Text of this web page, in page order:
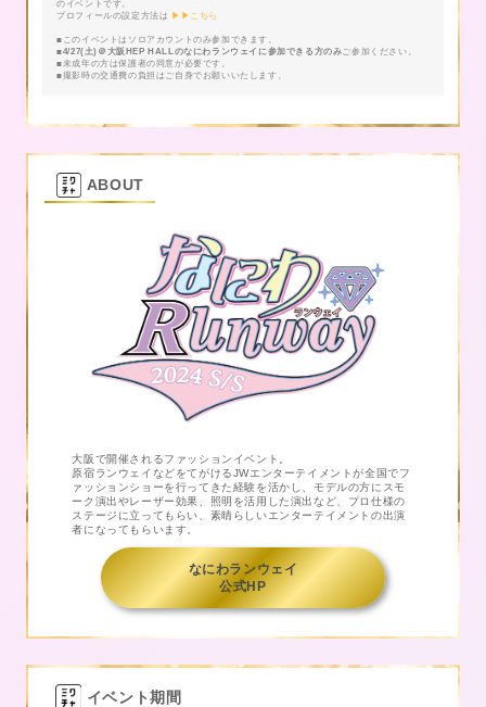
のイベントです。
プロフィールの設定方法は
▶▶こちら
■このイベントはソロアカウントのみ参加できます。
■4/27(土)＠大阪HEP HALLのなにわランウェイに参加できる方のみご参加ください。
■未成年の方は保護者の同意が必要です。
■撮影時の交通費の負担はご自身でお願いいたします。
ABOUT
大阪で開催されるファッションイベント。
原宿ランウェイなどをてがけるJWエンターテイメントが全国でフ
ァッションショーを行ってきた経験を活かし、モデルの方にスモ
ーク演出やレーザー効果、照明を活用した演出など、プロ仕様の
ステージに立ってもらい、素晴らしいエンターテイメントの出演
者になってもらいます。
なにわランウェイ
公式HP
イベント期間